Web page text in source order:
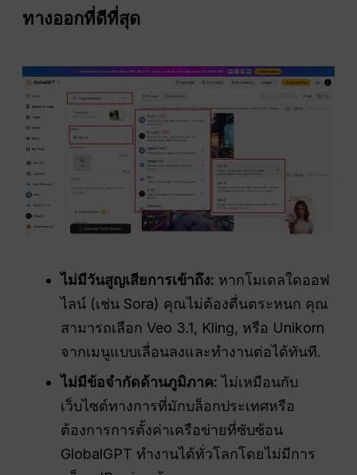
ทางออกที่ดีที่สุด
ไม่มีวันสูญเสียการเข้าถึง: หากโมเดลใดออฟ
ไลน์ (เช่น Sora) คุณไม่ต้องตื่นตระหนก คุณ
สามารถเลือก Veo 3.1, Kling, หรือ Unikorn
จากเมนูแบบเลื่อนลงและทำงานต่อได้ทันที.
ไม่มีข้อจำกัดด้านภูมิภาค: ไม่เหมือนกับ
เว็บไซต์ทางการที่มักบล็อกประเทศหรือ
ต้องการการตั้งค่าเครือข่ายที่ซับซ้อน
GlobalGPT ทำงานได้ทั่วโลกโดยไม่มีการ